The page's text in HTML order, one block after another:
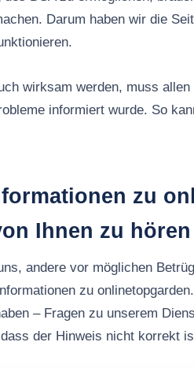
Darum haben wir die
wirksam werden, muss
informiert wurde. So
zu
Ihnen zu hören
andere vor möglichen
zu
– Fragen zu unserem
der Hinweis nicht korrekt